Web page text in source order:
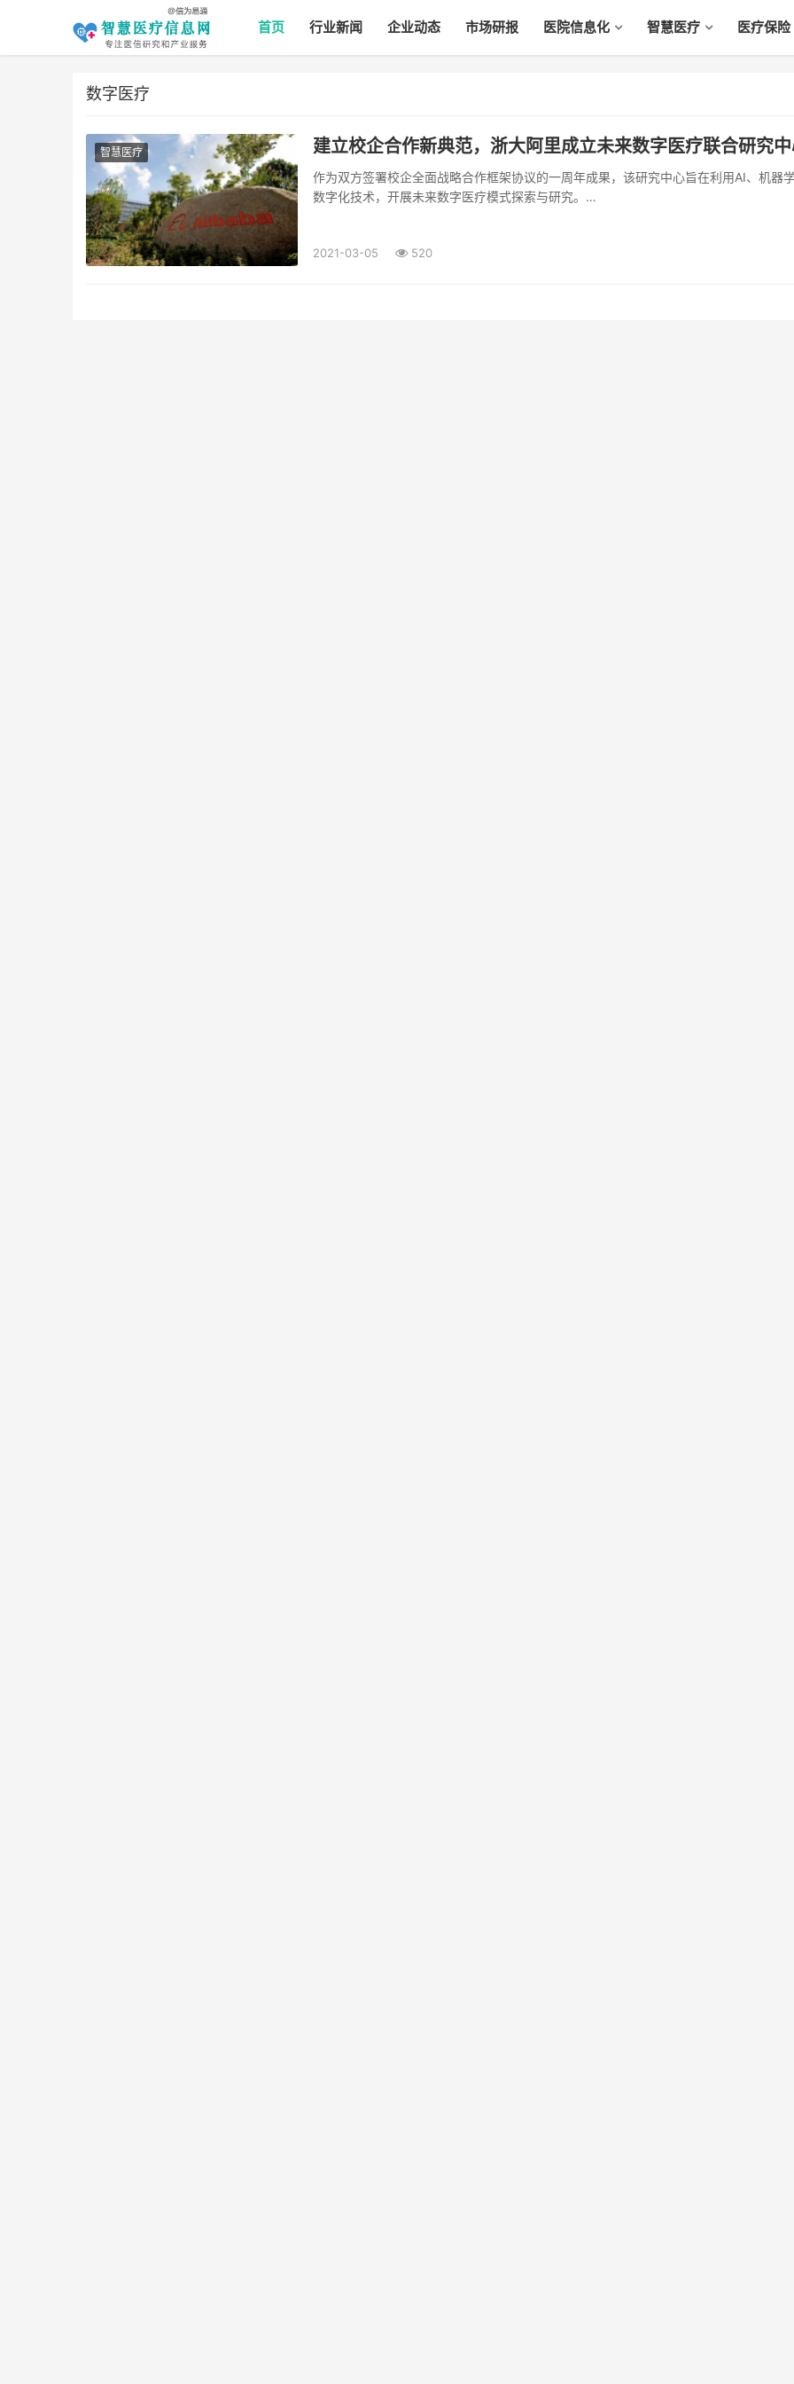
首页 行业新闻 企业动态 市场研报 医院信息化 智慧医疗 医疗保险
数字医疗
智慧医疗 建立校企合作新典范，浙大阿里成立未来数字医疗联合研究
作为双方签署校企全面战略合作框架协议的一周年成果，该研究中心旨在利用AI、机器
数字化技术，开展未来数字医疗模式探索与研究。
2021-03-05 520